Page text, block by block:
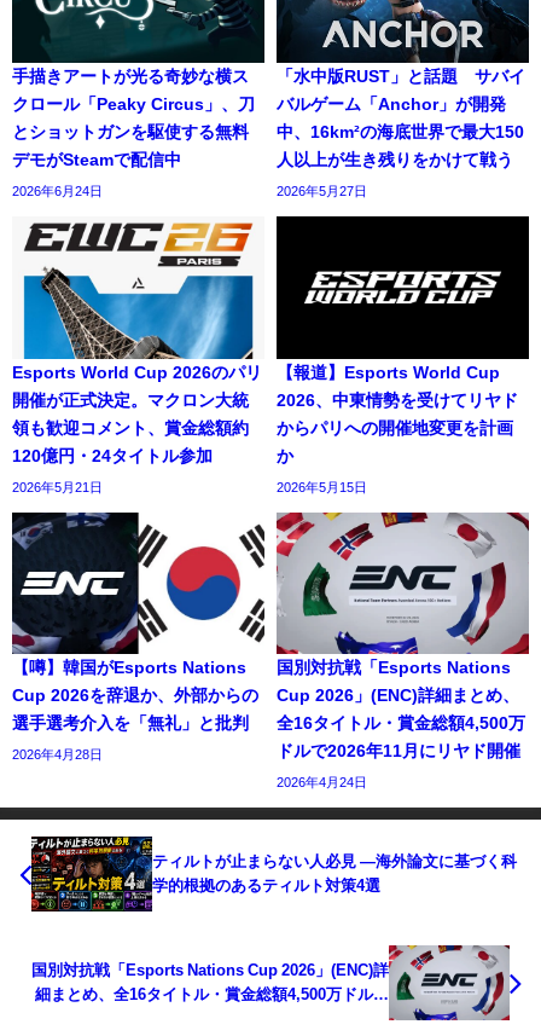
手描きアートが光る奇妙な横ス
クロール「Peaky Circus」、刀
とショットガンを駆使する無料
デモがSteamで配信中
2026年6月24日
「水中版RUST」と話題 サバイ
バルゲーム「Anchor」が開発
中、16km²の海底世界で最大150
人以上が生き残りをかけて戦う
2026年5月27日
Esports World Cup 2026のパリ
開催が正式決定。マクロン大統
領も歓迎コメント、賞金総額約
120億円・24タイトル参加
2026年5月21日
【報道】Esports World Cup
2026、中東情勢を受けてリヤド
からパリへの開催地変更を計画
か
2026年5月15日
【噂】韓国がEsports Nations
Cup 2026を辞退か、外部からの
選手選考介入を「無礼」と批判
2026年4月28日
国別対抗戦「Esports Nations
Cup 2026」(ENC)詳細まとめ、
全16タイトル・賞金総額4,500万
ドルで2026年11月にリヤド開催
2026年4月24日
ティルトが止まらない人必見 ―海外論文に基づく科
学的根拠のあるティルト対策4選
国別対抗戦「Esports Nations Cup 2026」(ENC)詳
細まとめ、全16タイトル・賞金総額4,500万ドルで